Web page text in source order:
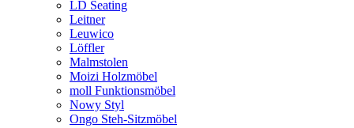
LD Seating
Leitner
Leuwico
Löffler
Malmstolen
Moizi Holzmöbel
moll Funktionsmöbel
Nowy Styl
Ongo Steh-Sitzmöbel